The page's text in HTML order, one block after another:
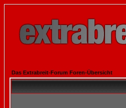
Das Extrabreit-Forum Foren-Übersicht